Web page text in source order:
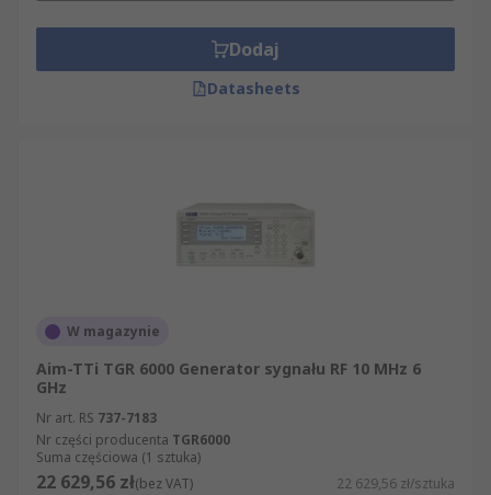
Dodaj
Datasheets
W magazynie
Aim-TTi TGR 6000 Generator sygnału RF 10 MHz 6
GHz
Nr art. RS 737-7183
Nr części producenta TGR6000
Suma częściowa (1 sztuka)
22 629,56 zł(bez VAT) 22 629,56 zł/sztuka